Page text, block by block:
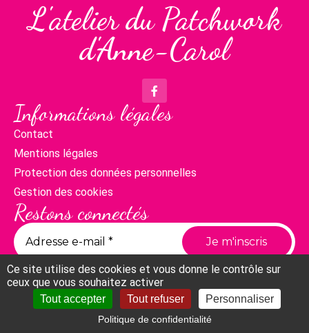
L'atelier du Patchwork
d'Anne-Carol
Informations légales
Contact
Mentions légales
Protection des données personnelles
Gestion des cookies
Restons connectés
Ce site utilise des cookies et vous donne le contrôle sur
ceux que vous souhaitez activer
Tout accepter Tout refuser Personnaliser
Politique de confidentialité